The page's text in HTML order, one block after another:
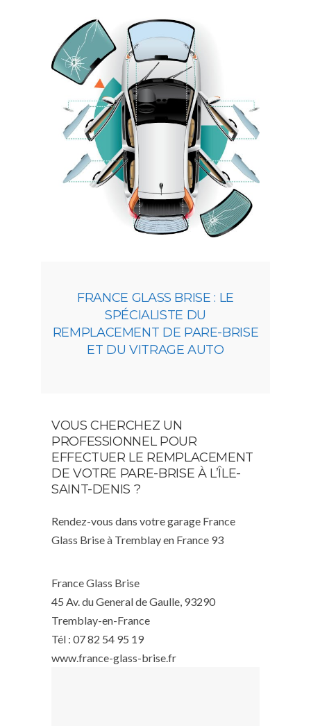
FRANCE GLASS BRISE : LE
SPÉCIALISTE DU
REMPLACEMENT DE PARE-BRISE
ET DU VITRAGE AUTO
VOUS CHERCHEZ UN
PROFESSIONNEL POUR
EFFECTUER LE REMPLACEMENT
DE VOTRE PARE-BRISE À L’ÎLE-
SAINT-DENIS ?
Rendez-vous dans votre garage France
Glass Brise à Tremblay en France 93
France Glass Brise
45 Av. du General de Gaulle, 93290
Tremblay-en-France
Tél : 07 82 54 95 19
www.france-glass-brise.fr